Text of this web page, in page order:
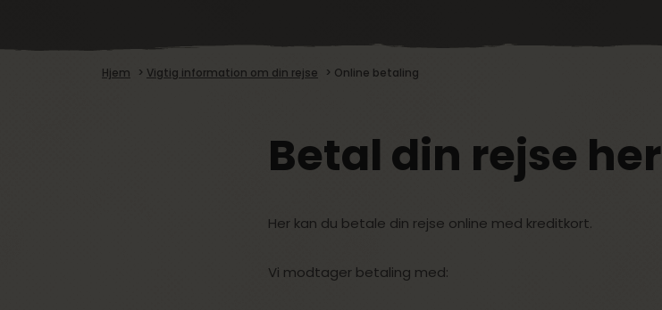
Hjem > Vigtig information om din rejse > Online betaling
Betal din rejse her
Her kan du betale din rejse online med kreditkort.
Vi modtager betaling med: